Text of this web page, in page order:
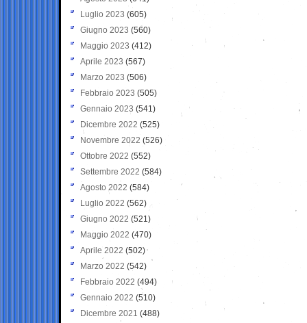
Luglio 2023 (605)
Giugno 2023 (560)
Maggio 2023 (412)
Aprile 2023 (567)
Marzo 2023 (506)
Febbraio 2023 (505)
Gennaio 2023 (541)
Dicembre 2022 (525)
Novembre 2022 (526)
Ottobre 2022 (552)
Settembre 2022 (584)
Agosto 2022 (584)
Luglio 2022 (562)
Giugno 2022 (521)
Maggio 2022 (470)
Aprile 2022 (502)
Marzo 2022 (542)
Febbraio 2022 (494)
Gennaio 2022 (510)
Dicembre 2021 (488)